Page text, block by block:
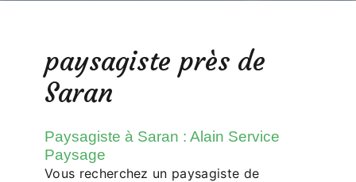
paysagiste près de
Saran
Paysagiste à Saran : Alain Service
Paysage
Vous recherchez un paysagiste de